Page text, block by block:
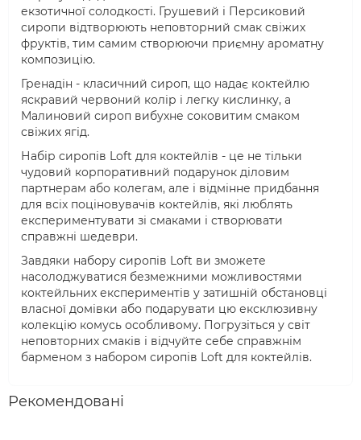
екзотичної солодкості. Грушевий і Персиковий
сиропи відтворюють неповторний смак свіжих
фруктів, тим самим створюючи приємну ароматну
композицію.
Гренадін - класичний сироп, що надає коктейлю
яскравий червоний колір і легку кислинку, а
Малиновий сироп вибухне соковитим смаком
свіжих ягід.
Набір сиропів Loft для коктейлів - це не тільки
чудовий корпоративний подарунок діловим
партнерам або колегам, але і відмінне придбання
для всіх поціновувачів коктейлів, які люблять
експериментувати зі смаками і створювати
справжні шедеври.
Завдяки набору сиропів Loft ви зможете
насолоджуватися безмежними можливостями
коктейльних експериментів у затишній обстановці
власної домівки або подарувати цю ексклюзивну
колекцію комусь особливому. Погрузіться у світ
неповторних смаків і відчуйте себе справжнім
барменом з набором сиропів Loft для коктейлів.
Рекомендовані